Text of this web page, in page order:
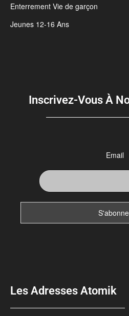
Enterrement Vie de garçon
Jeunes 12-16 Ans
Inscrivez-Vous À
Email
Les Adresses Atomik